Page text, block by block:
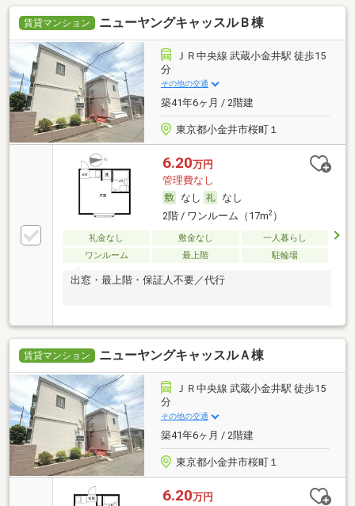
賃貸マンション ニューヤングキャッスルＢ棟
ＪＲ中央線 武蔵小金井駅 徒歩15
分
その他の交通
築41年6ヶ月 / 2階建
東京都小金井市桜町１
6.20万円
管理費なし
なし
なし
2階 / ワンルーム（17m2）
礼金なし 敷金なし
一人暮らし
ワンルーム
最上階 駐輪場
出窓・最上階・保証人不要／代行
賃貸マンション ニューヤングキャッスルＡ棟
ＪＲ中央線 武蔵小金井駅 徒歩15
分
その他の交通
築41年6ヶ月 / 2階建
東京都小金井市桜町１
6.20万円